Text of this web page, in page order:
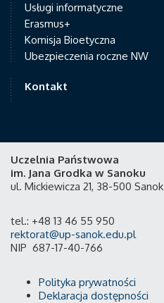
Usługi informatyczne
Erasmus+
Komisja Bioetyczna
Ubezpieczenia roczne NW
Kontakt
Uczelnia Państwowa
im. Jana Grodka w Sanoku
ul. Mickiewicza 21, 38-500 Sanok
tel.: +48 13 46 55 950
rektorat@up-sanok.edu.pl
NIP 687-17-40-766
Polityka prywatności
Deklaracja dostępności